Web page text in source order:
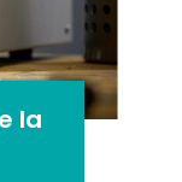
la